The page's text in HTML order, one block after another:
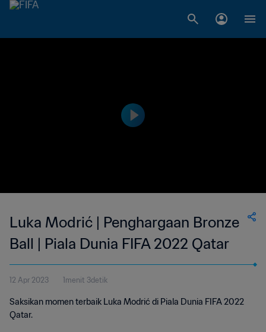
Luka Modrić | Penghargaan Bronze
Ball | Piala Dunia FIFA 2022 Qatar
12 Apr 2023 1menit 3detik
Saksikan momen terbaik Luka Modrić di Piala Dunia FIFA 2022
Qatar.